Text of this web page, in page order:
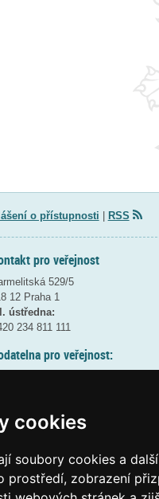
cookies
soubory cookies a
prostředí, zobrazení
o přístupnosti RSS
pro veřejnost
529/5
12 Praha 1
ústředna:
234 811 111
pro veřejnost:
informací
podatelna: